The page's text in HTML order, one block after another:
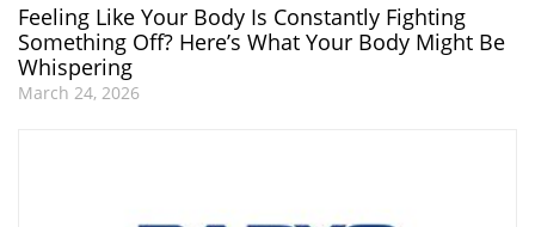
Feeling Like Your Body Is Constantly Fighting
Something Off? Here’s What Your Body Might Be
Whispering
March 24, 2026